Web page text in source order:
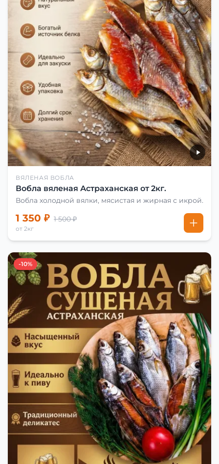
ВЯЛЕНАЯ ВОБЛА
Вобла вяленая Астраханская от 2кг.
Вобла холодной вялки, мясистая и жирная с икрой.
1 350 ₽ 1 500 ₽
от 2кг
-10%